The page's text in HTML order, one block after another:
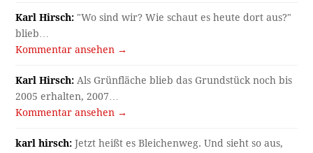
Karl Hirsch: "Wo sind wir? Wie schaut es heute dort aus?"
blieb…
Kommentar ansehen →
Karl Hirsch: Als Grünfläche blieb das Grundstück noch bis
2005 erhalten, 2007…
Kommentar ansehen →
karl hirsch: Jetzt heißt es Bleichenweg. Und sieht so aus,